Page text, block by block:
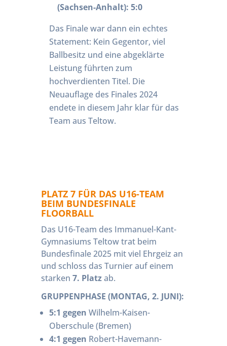
(Sachsen-Anhalt): 5:0
Das Finale war dann ein echtes
Statement: Kein Gegentor, viel
Ballbesitz und eine abgeklärte
Leistung führten zum
hochverdienten Titel. Die
Neuauflage des Finales 2024
endete in diesem Jahr klar für das
Team aus Teltow.
PLATZ 7 FÜR DAS U16-TEAM
BEIM BUNDESFINALE
FLOORBALL
Das U16-Team des Immanuel-Kant-
Gymnasiums Teltow trat beim
Bundesfinale 2025 mit viel Ehrgeiz an
und schloss das Turnier auf einem
starken 7. Platzab.
GRUPPENPHASE (MONTAG, 2. JUNI):
5:1 gegen Wilhelm-Kaisen-
Oberschule (Bremen)
4:1 gegen Robert-Havemann-